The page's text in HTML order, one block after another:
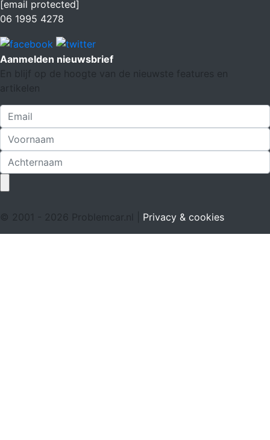
[email protected]
06 1995 4278
Aanmelden nieuwsbrief
En blijf op de hoogte van de nieuwste features en
artikelen
© 2001 - 2026 Problemcar.nl | Privacy & cookies